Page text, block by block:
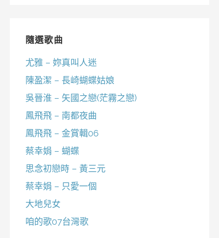
隨選歌曲
尤雅 – 妳真叫人迷
陳盈潔 – 長崎蝴蝶姑娘
吳晉淮 – 矢國之戀(茫霧之戀)
鳳飛飛 – 南都夜曲
鳳飛飛 – 金賞輯06
蔡幸娟 – 蝴蝶
思念初戀時 – 黃三元
蔡幸娟 – 只愛一個
大地兒女
咱的歌07台灣歌